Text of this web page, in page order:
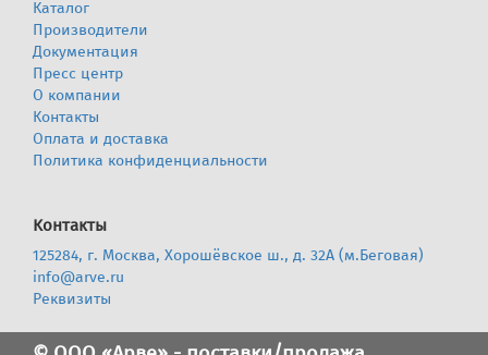
Каталог
Производители
Документация
Пресс центр
О компании
Контакты
Оплата и доставка
Политика конфиденциальности
Контакты
125284, г. Москва, Хорошёвское ш., д. 32А (м.Беговая)
info@arve.ru
Реквизиты